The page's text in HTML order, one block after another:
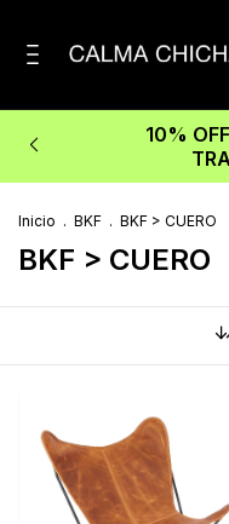
10%
Inicio . BKF . BKF > CUERO
BKF > CUERO